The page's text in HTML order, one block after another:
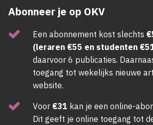
Abonneer je op OKV
Een abonnement kost slechts
(leraren €55 en studenten
daarvoor 6 publicaties.
toegang tot wekelijks nieuwe
website.
Voor €31 kan je een online-
Dit geeft je online toegang tot